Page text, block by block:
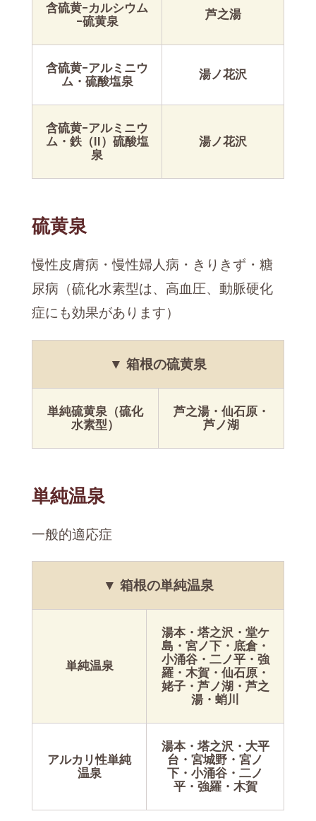
含硫黄−カルシウム
−硫黄泉
芦之湯
含硫黄−アルミニウ
ム・硫酸塩泉
湯ノ花沢
含硫黄−アルミニウ
ム・鉄（II）硫酸塩
泉
湯ノ花沢
硫黄泉
慢性皮膚病・慢性婦人病・きりきず・糖
尿病（硫化水素型は、高血圧、動脈硬化
症にも効果があります）
▼ 箱根の硫黄泉
単純硫黄泉（硫化
水素型）
芦之湯・仙石原・
芦ノ湖
単純温泉
一般的適応症
▼ 箱根の単純温泉
単純温泉
湯本・塔之沢・堂ケ
島・宮ノ下・底倉・
小涌谷・二ノ平・強
羅・木賀・仙石原・
姥子・芦ノ湖・芦之
湯・蛸川
アルカリ性単純
温泉
湯本・塔之沢・大平
台・宮城野・宮ノ
下・小涌谷・二ノ
平・強羅・木賀